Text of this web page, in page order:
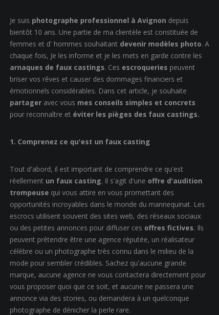
Je suis photographe professionnel à Avignon depuis
bientôt 10 ans. Une partie de ma clientèle est constituée de
femmes et d' hommes souhaitant devenir modèles photo. A
chaque fois, Je les informe et je les mets en garde contre les
arnaques de faux castings. Ces escroqueries peuvent
briser vos rêves et causer des dommages financiers et
émotionnels considérables. Dans cet article, je souhaite
partager avec vous mes conseils simples et concrets
pour reconnaître et éviter les pièges des faux castings.
1. Comprenez ce qu'est un faux casting
Tout d'abord, il est important de comprendre ce qu'est
réellement un faux casting. Il s'agit d'une offre d'audition
trompeuse qui vous attire en vous promettant des
opportunités incroyables dans le monde du mannequinat. Les
escrocs utilisent souvent des sites web, des réseaux sociaux
ou des petites annonces pour diffuser ces offres fictives. Ils
peuvent prétendre être une agence réputée, un réalisateur
célèbre ou un photographe très connu dans le milieu de la
mode pour sembler crédibles. Sachez qu'aucune grande
marque, aucune agence ne vous contactera directement pour
vous proposer quoi que ce soit, et aucune ne passera une
annonce via des stories, ou demandera à un quelconque
photographe de dénicher la perle rare.